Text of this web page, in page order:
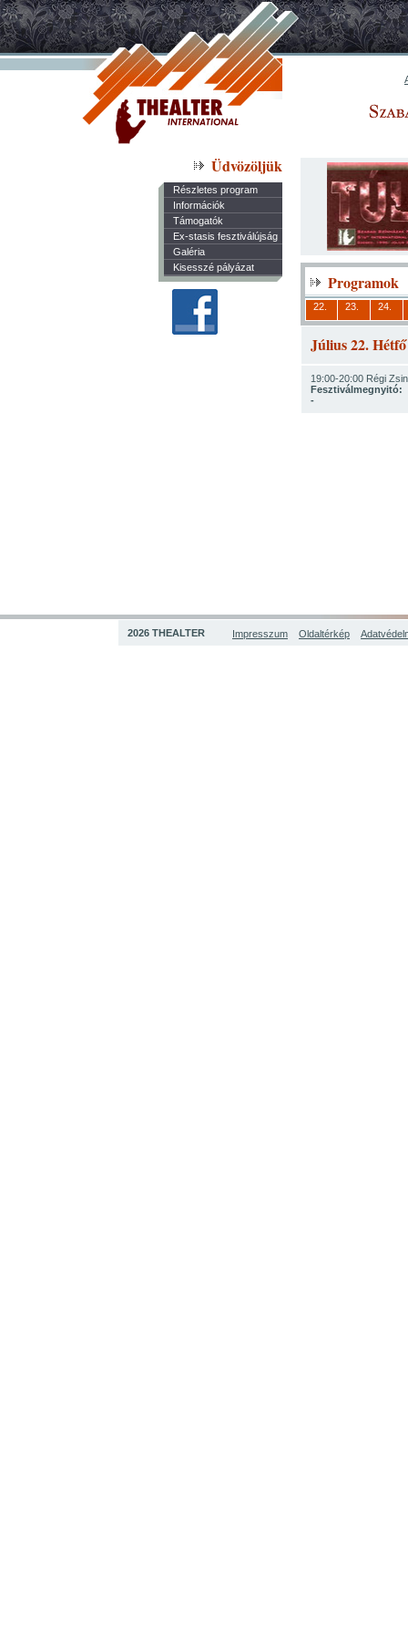
Üdvözöljük
Részletes program
Információk
Támogatók
Ex-stasis fesztiválújság
Galéria
Kisesszé pályázat
Programok
22. 23. 24.
Július 22. Hétfő
19:00-20:00 Régi
Fesztiválmegnyitó:
-
2026 THEALTER Impresszum Oldaltérkép